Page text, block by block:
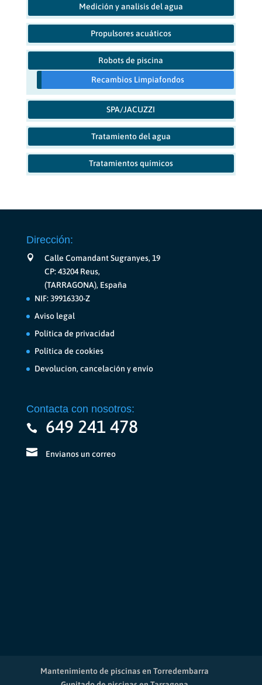
Medición y analisis del agua
Propulsores acuáticos
Robots de piscina
Recambios Limpiafondos
SPA/JACUZZI
Tratamiento del agua
Tratamientos químicos
Dirección:
Calle Comandant Sugranyes, 19
CP: 43204 Reus,
(TARRAGONA), España
NIF: 39916330-Z
Aviso legal
Política de privacidad
Política de cookies
Devolucion, cancelación y envío
Contacta con nosotros:
649 241 478
Envianos un correo
Mantenimiento de piscinas en Torredembarra